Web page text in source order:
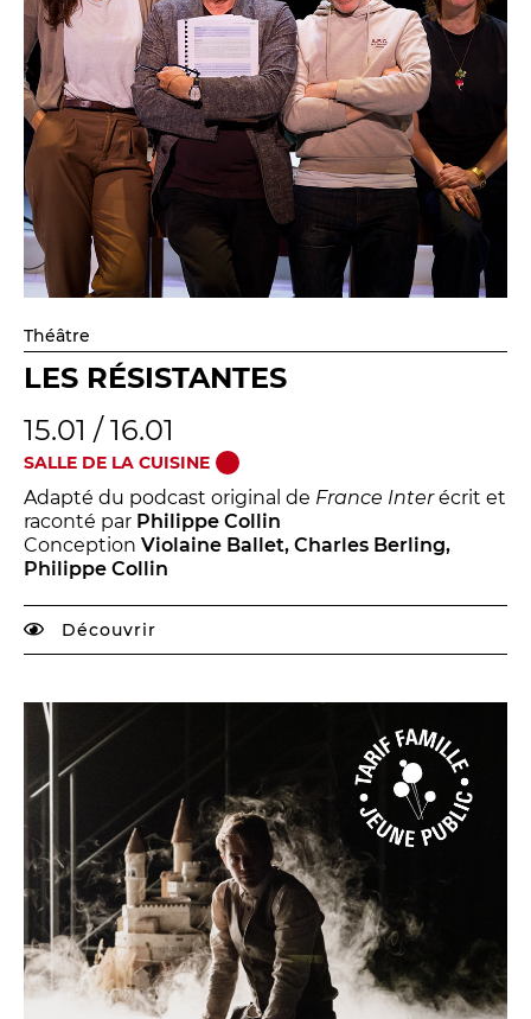
Théâtre
LES RÉSISTANTES
15.01 / 16.01
SALLE DE LA CUISINE
Adapté du podcast original de France Interécrit et
raconté par Philippe Collin
Conception Violaine Ballet, Charles Berling,
Philippe Collin
Découvrir